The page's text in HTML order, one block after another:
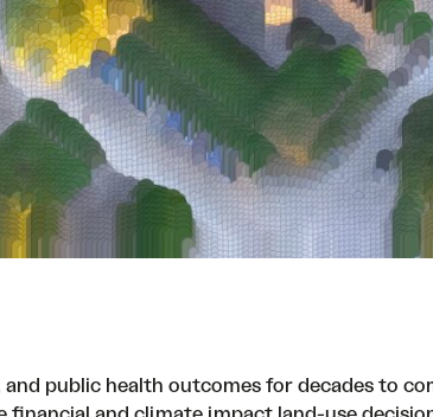
public health outcomes for decades to